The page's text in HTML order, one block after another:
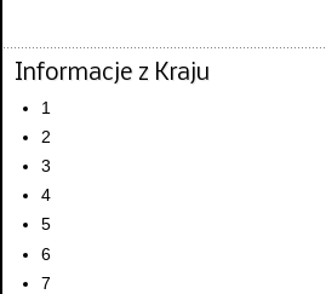
Informacje z Kraju
1
2
3
4
5
6
7